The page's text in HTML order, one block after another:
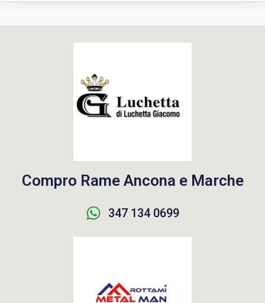
Compro Rame Ancona e Marche
347 134 0699